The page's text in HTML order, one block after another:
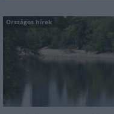
Országos hírek